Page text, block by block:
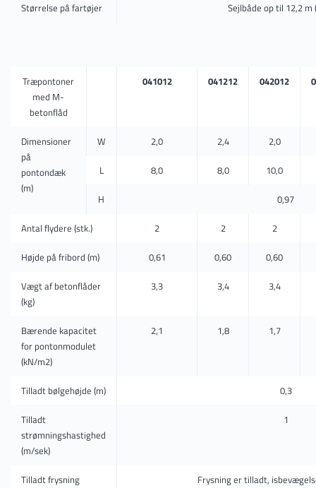
Størrelse på fartøjer Sejlbåde op til 12,2 m
Træpontoner
med M-
betonflåd
041012 041212 042012
Dimensioner
på
pontondæk
(m)
W 2,0 2,4 2,0
L 8,0 8,0 10,0
H 0,97
Antal flydere (stk.) 2 2 2
Højde på fribord (m) 0,61 0,60 0,60
Vægt af betonflåder
(kg)
3,3 3,4 3,4
Bærende kapacitet
for pontonmodulet
(kN/m2)
2,1 1,8 1,7
Tilladt bølgehøjde (m) 0,3
Tilladt
strømningshastighed
(m/sek)
1
Tilladt frysning Frysning er tilladt,